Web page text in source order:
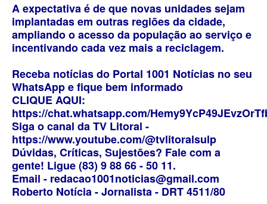
A expectativa é de que novas unidades sejam
implantadas em outras regiões da cidade,
ampliando o acesso da população ao serviço e
incentivando cada vez mais a reciclagem.
Receba notícias do Portal 1001 Notícias no seu
WhatsApp e fique bem informado
CLIQUE AQUI:
https://chat.whatsapp.com/
Siga o canal da TV Litoral -
https://www.youtube.com/@tvlitoralsulp
Dúvidas, Críticas, Sujestões? Fale com a
gente! Ligue (83) 9 88 66 - 50 11.
Email - redacao1001noticias@gmail.com
Roberto Notícia - Jornalista - DRT 4511/80